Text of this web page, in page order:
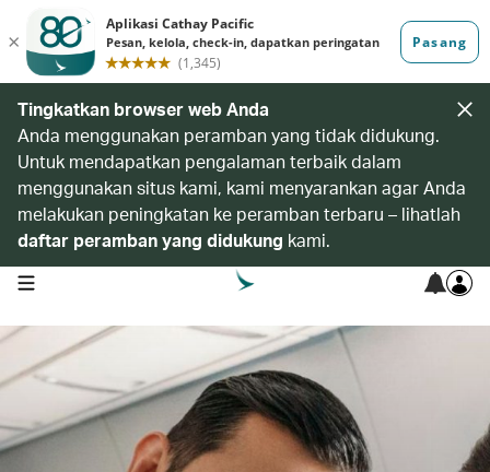
Tingkatkan browser web Anda
Anda menggunakan peramban yang tidak didukung.
Untuk mendapatkan pengalaman terbaik dalam
menggunakan situs kami, kami menyarankan agar Anda
melakukan peningkatan ke peramban terbaru – lihatlah
daftar peramban yang didukung kami.
open navigation menu